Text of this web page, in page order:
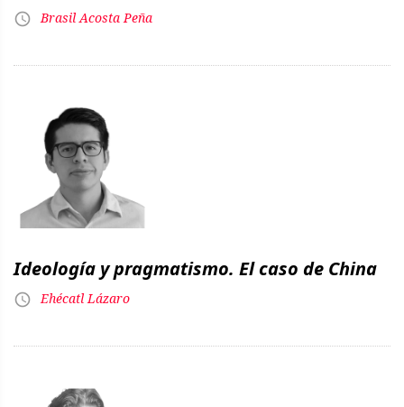
Brasil Acosta Peña
Ideología y pragmatismo. El caso de China
Ehécatl Lázaro